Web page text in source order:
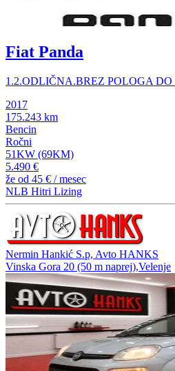
Fiat Panda
1.2.ODLIČNA.BREZ POLOGA DO
2017
175.243 km
Bencin
Ročni
51KW (69KM)
5.490 €
že od 45 € / mesec
NLB Hitri Lizing
Nermin Hankić S.p, Avto HANKS
Vinska Gora 20 (50 m naprej),Velenje